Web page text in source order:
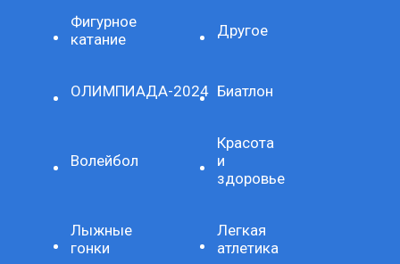
Фигурное
катание
Другое
ОЛИМПИАДА-2024 Биатлон
Волейбол
Красота
и
здоровье
Лыжные
гонки
Легкая
атлетика